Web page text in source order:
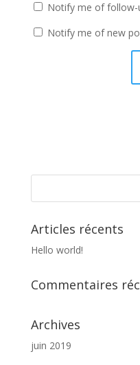
Notify me of follow-
Notify me of new
Articles récents
Hello world!
Commentaires
Archives
juin 2019